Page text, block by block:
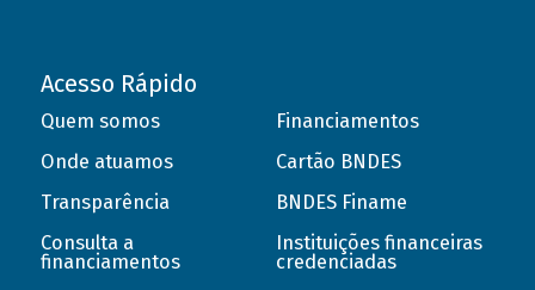
Acesso Rápido
Quem somos
Onde atuamos
Transparência
Consulta a
financiamentos
Financiamentos
Cartão BNDES
BNDES Finame
Instituições financeiras
credenciadas